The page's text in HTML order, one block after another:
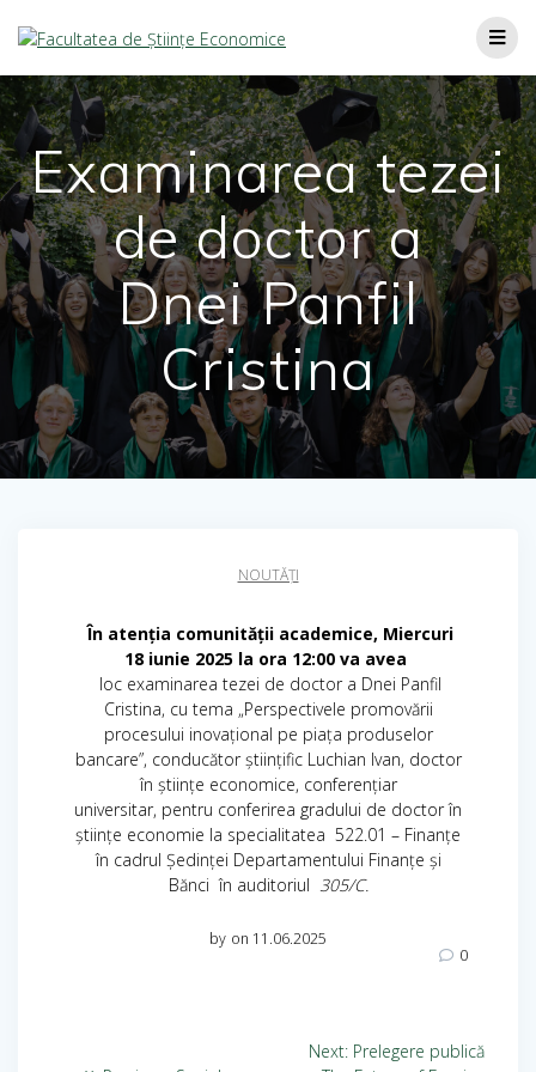
Examinarea tezei
de doctor a
Dnei Panfil
Cristina
NOUTĂȚI
În atenția comunității academice, Miercuri
18 iunie 2025 la ora 12:00 va avea
loc examinarea tezei de doctor a Dnei Panfil
Cristina, cu tema „Perspectivele promovării
procesului inovațional pe piața produselor
bancare”, conducător științific Luchian Ivan, doctor
în științe economice, conferențiar
universitar, pentru conferirea gradului de doctor în
științe economie la specialitatea 522.01 – Finanțe
în cadrul Ședinței Departamentului Finanțe și
Bănci în auditoriul 305/C.
by on 11.06.2025
0
Next: Prelegere publică